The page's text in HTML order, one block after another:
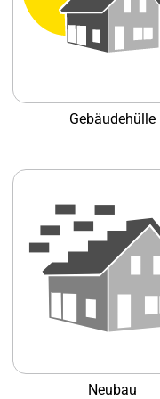
Gebäudehülle
Neubau